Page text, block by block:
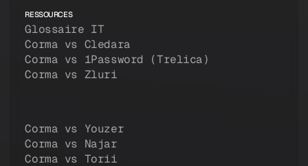
RESSOURCES
Glossaire IT
Corma vs Cledara
Corma vs 1Password (Trelica)
Corma vs Zluri
Corma vs Youzer
Corma vs Najar
Corma vs Torii